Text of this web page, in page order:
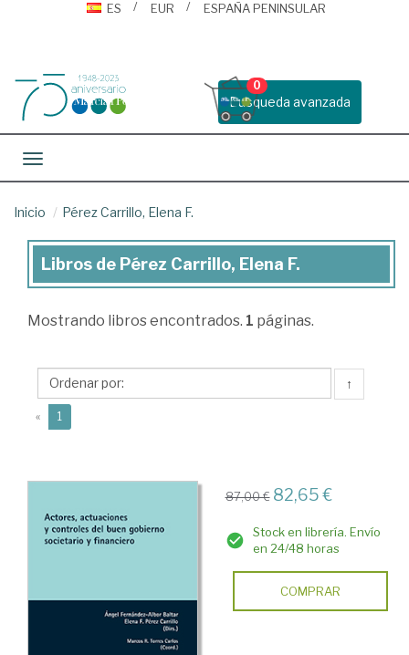
ES
EUR ESPAÑA PENINSULAR
Busqueda avanzada
0
Toggle navigation
Inicio Pérez Carrillo, Elena F.
Libros
Pérez
Elena
F.
Libros de Pérez Carrillo, Elena F.
Mostrando libros encontrados. 1 páginas.
↑
« 1
87,00 € 82,65 €
Stock en librería. Envío
en 24/48 horas
COMPRAR